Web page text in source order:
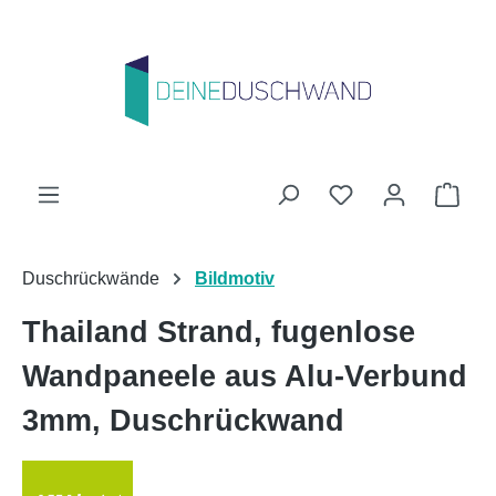
Du hast 0
Duschrückwände Bildmotiv
Thailand Strand, fugenlose
Wandpaneele aus Alu-Verbund
3mm, Duschrückwand